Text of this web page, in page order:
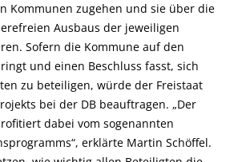
Kommunen zugehen und sie über die
Ausbaus der jeweiligen
Sofern die Kommune auf den
und einen Beschluss fasst, sich
zu beteiligen, würde der Freistaat
bei der DB beauftragen. „Der
dabei vom sogenannten
erklärte Martin Schöffel.